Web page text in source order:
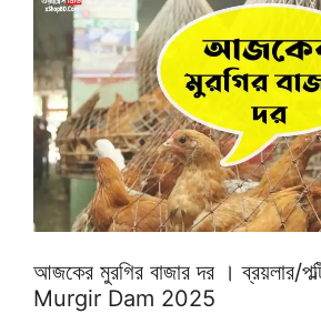
আজকের মুরগির বাজার দর । ব্রয়লার/
Murgir Dam 2025